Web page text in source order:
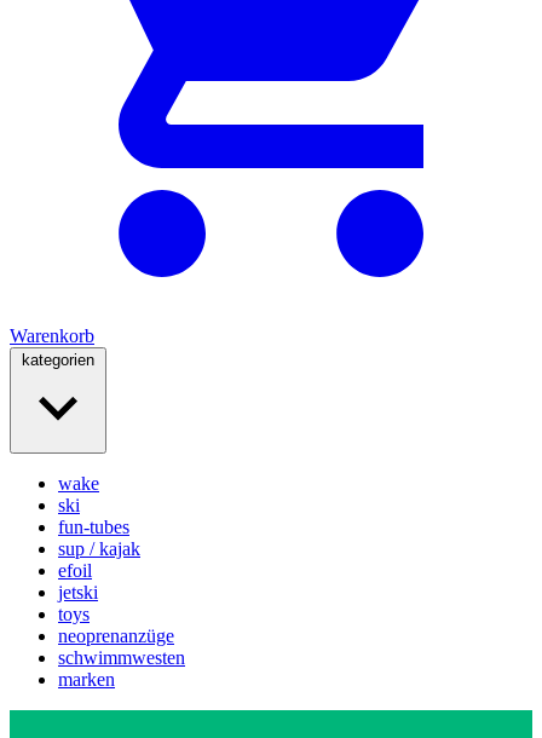
Warenkorb
kategorien
wake
ski
fun-tubes
sup / kajak
efoil
jetski
toys
neoprenanzüge
schwimmwesten
marken